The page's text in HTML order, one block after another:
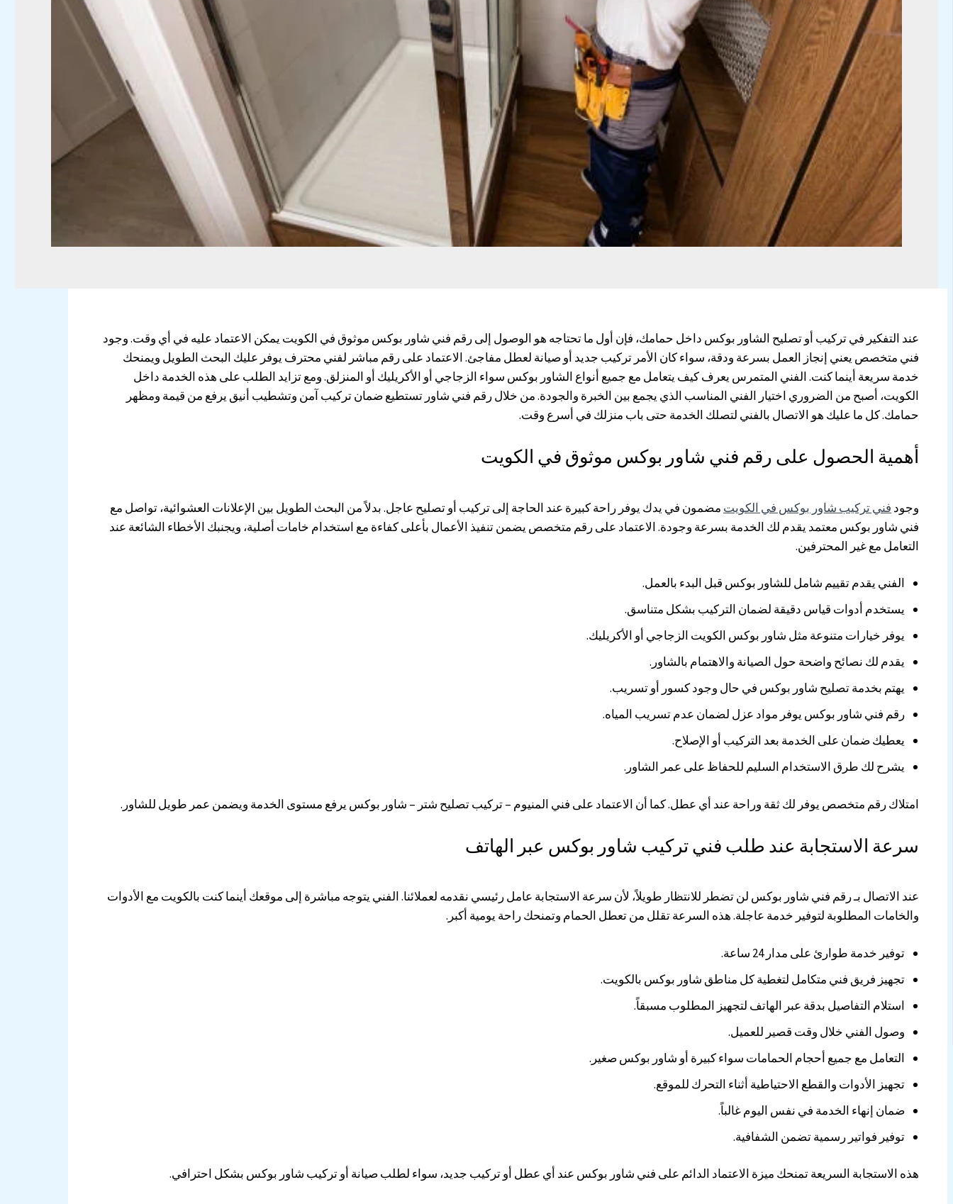
عند التفكير في تركيب أو تصليح الشاور بوكس داخل حمامك، فإن أول ما تحتاجه هو الوصول إلى رقم فني شاور بوكس موثوق في الكويت يمكن الاعتماد عليه في أي وقت. وجود
فني متخصص يعني إنجاز العمل بسرعة ودقة، سواء كان الأمر تركيب جديد أو صيانة لعطل مفاجئ. الاعتماد على رقم مباشر لفني محترف يوفر عليك البحث الطويل ويمنحك
خدمة سريعة أينما كنت. الفني المتمرس يعرف كيف يتعامل مع جميع أنواع الشاور بوكس سواء الزجاجي أو الأكريليك أو المنزلق. ومع تزايد الطلب على هذه الخدمة داخل
الكويت، أصبح من الضروري اختيار الفني المناسب الذي يجمع بين الخبرة والجودة. من خلال رقم فني شاور تستطيع ضمان تركيب آمن وتشطيب أنيق يرفع من قيمة ومظهر
حمامك. كل ما عليك هو الاتصال بالفني لتصلك الخدمة حتى باب منزلك في أسرع وقت.
أهمية الحصول على رقم فني شاور بوكس موثوق في الكويت
وجود فني تركيب شاور بوكس في الكويت مضمون في يدك يوفر راحة كبيرة عند الحاجة إلى تركيب أو تصليح عاجل. بدلاً من البحث الطويل بين الإعلانات العشوائية، تواصل مع
فني شاور بوكس معتمد يقدم لك الخدمة بسرعة وجودة. الاعتماد على رقم متخصص يضمن تنفيذ الأعمال بأعلى كفاءة مع استخدام خامات أصلية، ويجنبك الأخطاء الشائعة عند
التعامل مع غير المحترفين.
الفني يقدم تقييم شامل للشاور بوكس قبل البدء بالعمل.
يستخدم أدوات قياس دقيقة لضمان التركيب بشكل متناسق.
يوفر خيارات متنوعة مثل شاور بوكس الكويت الزجاجي أو الأكريليك.
يقدم لك نصائح واضحة حول الصيانة والاهتمام بالشاور.
يهتم بخدمة تصليح شاور بوكس في حال وجود كسور أو تسريب.
رقم فني شاور بوكس يوفر مواد عزل لضمان عدم تسريب المياه.
يعطيك ضمان على الخدمة بعد التركيب أو الإصلاح.
يشرح لك طرق الاستخدام السليم للحفاظ على عمر الشاور.
امتلاك رقم متخصص يوفر لك ثقة وراحة عند أي عطل. كما أن الاعتماد على فني المنيوم – تركيب تصليح شتر – شاور بوكس يرفع مستوى الخدمة ويضمن عمر طويل للشاور.
سرعة الاستجابة عند طلب فني تركيب شاور بوكس عبر الهاتف
عند الاتصال بـ رقم فني شاور بوكس لن تضطر للانتظار طويلاً، لأن سرعة الاستجابة عامل رئيسي نقدمه لعملائنا. الفني يتوجه مباشرة إلى موقعك أينما كنت بالكويت مع الأدوات
والخامات المطلوبة لتوفير خدمة عاجلة. هذه السرعة تقلل من تعطل الحمام وتمنحك راحة يومية أكبر.
توفير خدمة طوارئ على مدار 24 ساعة.
تجهيز فريق فني متكامل لتغطية كل مناطق شاور بوكس بالكويت.
استلام التفاصيل بدقة عبر الهاتف لتجهيز المطلوب مسبقاً.
وصول الفني خلال وقت قصير للعميل.
التعامل مع جميع أحجام الحمامات سواء كبيرة أو شاور بوكس صغير.
تجهيز الأدوات والقطع الاحتياطية أثناء التحرك للموقع.
ضمان إنهاء الخدمة في نفس اليوم غالباً.
توفير فواتير رسمية تضمن الشفافية.
هذه الاستجابة السريعة تمنحك ميزة الاعتماد الدائم على فني شاور بوكس عند أي عطل أو تركيب جديد، سواء لطلب صيانة أو تركيب شاور بوكس بشكل احترافي.